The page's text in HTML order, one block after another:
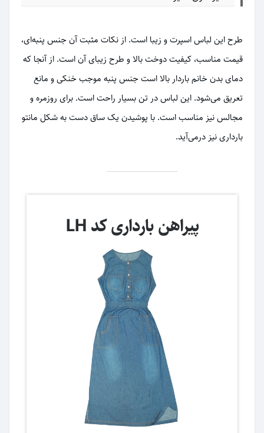
طرح این لباس اسپرت و زیبا است. از نکات مثبت آن جنس پنبه‌ای،
قیمت مناسب، کیفیت دوخت بالا و طرح زیبای آن است. از آنجا که
دمای بدن خانم باردار بالا است جنس پنبه موجب خنکی و مانع
تعریق می‌شود. این لباس در تن بسیار راحت است. برای روزمره و
مجالس نیز مناسب است. با پوشیدن یک ساق دست به شکل مانتو
بارداری نیز در‌می‌آید.
پیراهن بارداری کد LH